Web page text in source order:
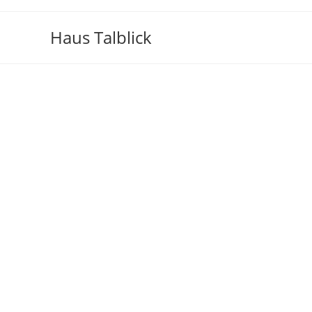
Haus Talblick